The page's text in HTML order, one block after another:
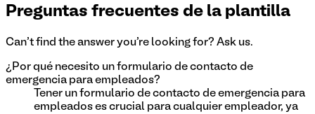
Preguntas frecuentes de la plantilla
Can't find the answer you're looking for? Ask us.
¿Por qué necesito un formulario de contacto de
emergencia para empleados?
Tener un formulario de contacto de emergencia para
empleados es crucial para cualquier empleador, ya